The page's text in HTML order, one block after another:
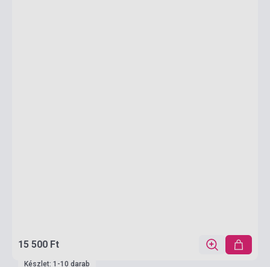
15 500 Ft
Készlet: 1-10 darab